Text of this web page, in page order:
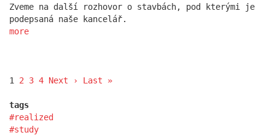
Zveme na další rozhovor o stavbách, pod kterými je
podepsaná naše kancelář.
more
1 2 3 4 Next › Last »
tags
realized
study